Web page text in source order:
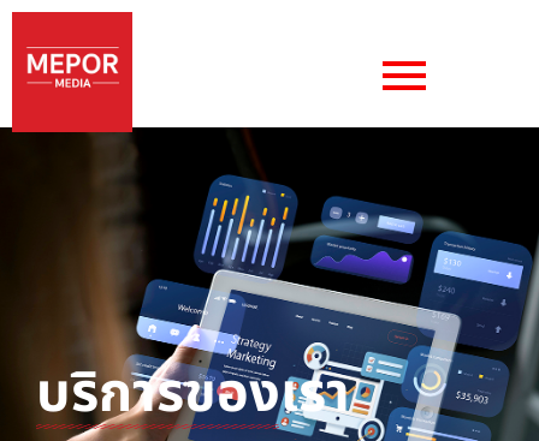
บริการของเรา